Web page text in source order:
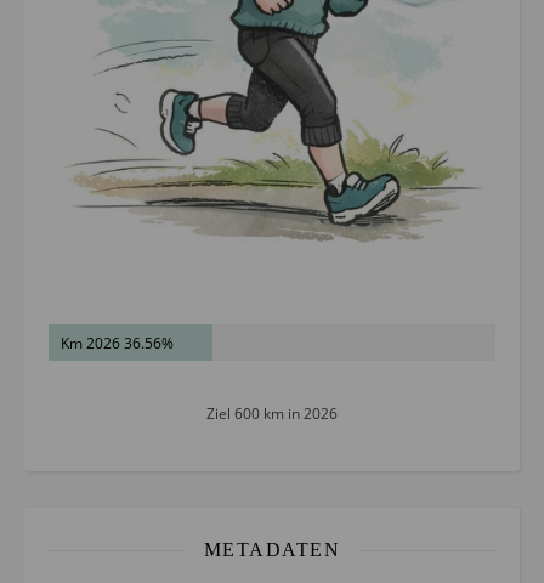
Km 2026 36.56%
Ziel 600 km in 2026
METADATEN